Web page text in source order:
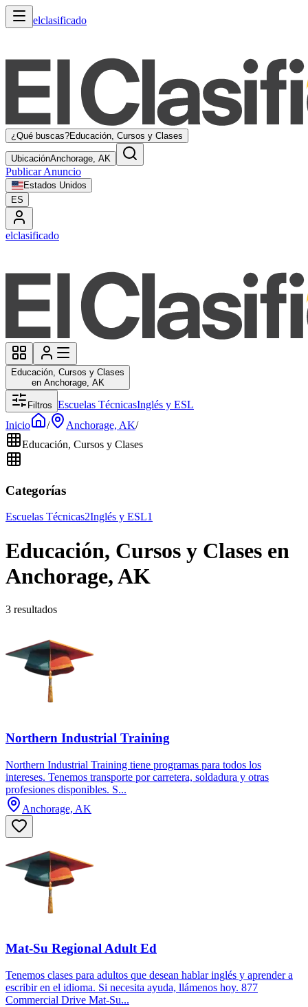
elclasificado
¿Qué buscas?Educación, Cursos y Clases
UbicaciónAnchorage, AK
Publicar Anuncio
Estados Unidos
ES
elclasificado
Educación, Cursos y Clases
en Anchorage, AK
Filtros Escuelas TécnicasInglés y ESL
Inicio
/ Anchorage, AK/
Educación, Cursos y Clases
Categorías
Escuelas Técnicas2Inglés y ESL1
Educación, Cursos y Clases en
Anchorage, AK
3 resultados
Northern Industrial Training
Northern Industrial Training tiene programas para todos los
intereses. Tenemos transporte por carretera, soldadura y otras
profesiones disponibles. S...
Anchorage, AK
Mat-Su Regional Adult Ed
Tenemos clases para adultos que desean hablar inglés y aprender a
escribir en el idioma. Si necesita ayuda, llámenos hoy. 877
Commercial Drive Mat-Su...